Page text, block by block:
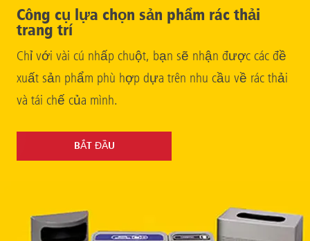
Công cụ lựa chọn sản phẩm rác thải
trang trí
Chỉ với vài cú nhấp chuột, bạn sẽ nhận được các đề
xuất sản phẩm phù hợp dựa trên nhu cầu về rác thải
và tái chế của mình.
BẮT ĐẦU